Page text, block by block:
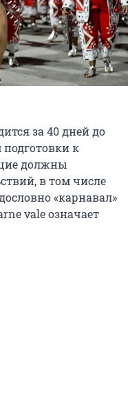
за 40 дней до
к
должны
в том числе
«карнавал»
vale означает